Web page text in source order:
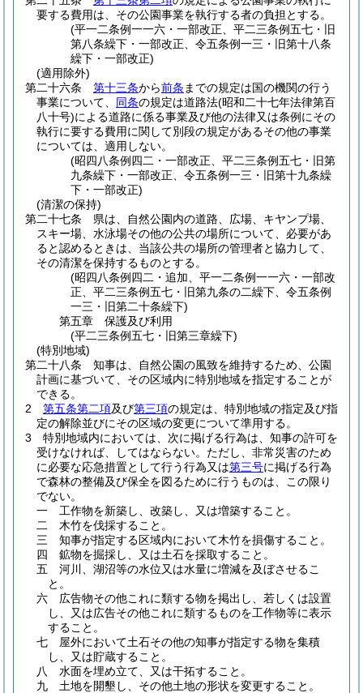
要する費用は、その公園事業を執行する者の負担とする。
(平一二条例一一六・一部改正、平二三条例五七・旧
第八条繰下・一部改正、令五条例一三・旧第十八条
繰下・一部改正)
(適用除外)
第二十六条
第十三条から前条 までの規定は国の機関の行う
事業について、 同条の規定は道路法(昭和二十七年法律第百
八十号)による道路に係る事業及び他の法律又は条例にその
執行に要する費用に関して別段の規定があるその他の事業
については、適用しない。
(昭四八条例四二・一部改正、平二三条例五七・旧第
九条繰下・一部改正、令五条例一三・旧第十九条繰
下・一部改正)
(清潔の保持)
第二十七条
県は、自然公園内の道路、広場、キヤンプ場、
スキー場、水泳場その他の公共の場所について、必要があ
ると認めるときは、当該公共の場所の管理者と協力して、
その清潔を保持するものとする。
(昭四八条例四二・追加、平一二条例一一六・一部改
正、平二三条例五七・旧第九条の二繰下、令五条例
一三・旧第二十条繰下)
第五章
保護及び利用
(平二三条例五七・旧第三章繰下)
(特別地域)
第二十八条
知事は、自然公園の風致を維持するため、公園
計画に基づいて、その区域内に特別地域を指定することが
できる。
2
第五条第二項及び第三項の規定は、特別地域の指定及び指
定の解除並びにその区域の変更について準用する。
3
特別地域内においては、次に掲げる行為は、知事の許可を
受けなければ、してはならない。 ただし、非常災害のため
に必要な応急措置として行う行為又は第三号に掲げる行為
で森林の整備及び保全を図るために行うものは、この限り
でない。
一
工作物を新築し、改築し、又は増築すること。
二
木竹を伐採すること。
三
知事が指定する区域内において木竹を損傷すること。
四
鉱物を掘採し、又は土石を採取すること。
五
河川、湖沼等の水位又は水量に増減を及ぼさせるこ
と。
六
広告物その他これに類する物を掲出し、若しくは設置
し、又は広告その他これに類するものを工作物等に表示
すること。
七
屋外において土石その他の知事が指定する物を集積
し、又は貯蔵すること。
八
水面を埋め立て、又は干拓すること。
九
土地を開墾し、その他土地の形状を変更すること。